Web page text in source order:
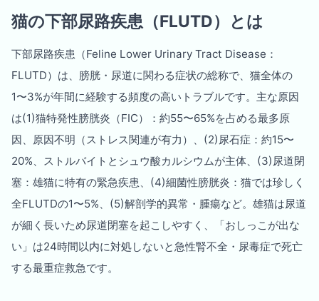
猫の下部尿路疾患（FLUTD）とは
下部尿路疾患（Feline Lower Urinary Tract Disease：
FLUTD）は、膀胱・尿道に関わる症状の総称で、猫全体の
1〜3%が年間に経験する頻度の高いトラブルです。主な原因
は(1)猫特発性膀胱炎（FIC）：約55〜65%を占める最多原
因、原因不明（ストレス関連が有力）、(2)尿石症：約15〜
20%、ストルバイトとシュウ酸カルシウムが主体、(3)尿道閉
塞：雄猫に特有の緊急疾患、(4)細菌性膀胱炎：猫では珍しく
全FLUTDの1〜5%、(5)解剖学的異常・腫瘍など。雄猫は尿道
が細く長いため尿道閉塞を起こしやすく、「おしっこが出な
い」は24時間以内に対処しないと急性腎不全・尿毒症で死亡
する最重症救急です。